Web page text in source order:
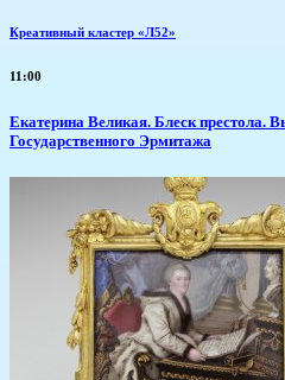
Креативный кластер «Л52»
11:00
Екатерина Великая. Блеск престола.
Государственного Эрмитажа